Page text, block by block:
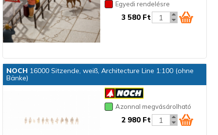
Egyedi rendelésre
3 580 Ft
NOCH 16000 Sitzende, weiß, Architecture Line 1:100 (ohne
Bänke)
Azonnal megvásárolható
2 980 Ft